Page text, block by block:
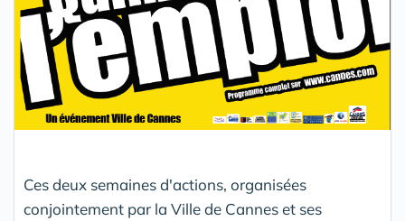
Ces deux semaines d'actions, organisées
conjointement par la Ville de Cannes et ses